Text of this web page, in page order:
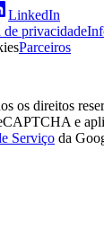
LinkedIn
de privacidade
Parceiros
os direitos
e
Serviço da